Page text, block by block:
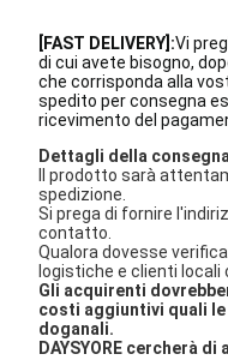
[FAST DELIVERY]:Vi
di cui avete bisogno,
che corrisponda alla
spedito per consegna
ricevimento del
Dettagli della
Il prodotto sarà
spedizione.
Si prega di fornire
contatto.
Qualora dovesse
logistiche e clienti locali
Gli acquirenti
costi aggiuntivi quali
doganali.
DAYSYORE cercherà